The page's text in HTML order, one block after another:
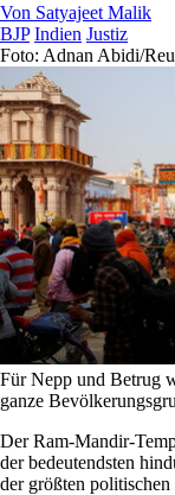
Von Satyajeet Malik
BJP Indien Justiz
Foto: Adnan Abidi/
Für Nepp und Betrug
ganze
Der Ram-Mandir-
der bedeutendsten
der größten